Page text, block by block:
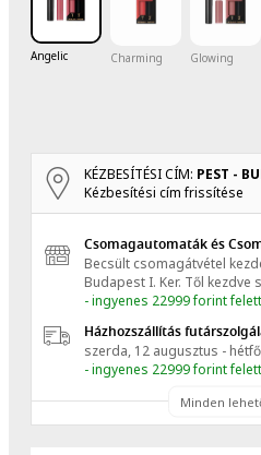
Angelic Charming Glowing
KÉZBESÍTÉSI CÍM: PEST -
Kézbesítési cím frissítése
Csomagautomaták és
Becsült csomagátvétel
Budapest I. Ker. Től kezdve
- ingyenes 22999 forint felett
Házhozszállítás
szerda, 12 augusztus -
- ingyenes 22999 forint felett
Minden